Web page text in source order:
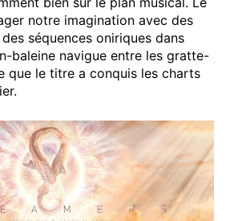
notre imagination avec des
séquences oniriques dans
baleine navigue entre les gratte-
que le titre a conquis les charts